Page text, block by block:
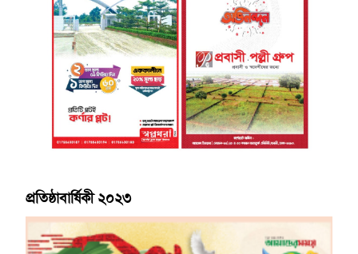
প্রতিষ্ঠাবার্ষিকী ২০২৩